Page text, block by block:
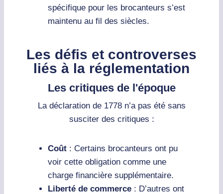
spécifique pour les brocanteurs s’est
maintenu au fil des siècles.
Les défis et controverses
liés à la réglementation
Les critiques de l'époque
La déclaration de 1778 n’a pas été sans
susciter des critiques :
Coût : Certains brocanteurs ont pu
voir cette obligation comme une
charge financière supplémentaire.
Liberté de commerce : D’autres ont